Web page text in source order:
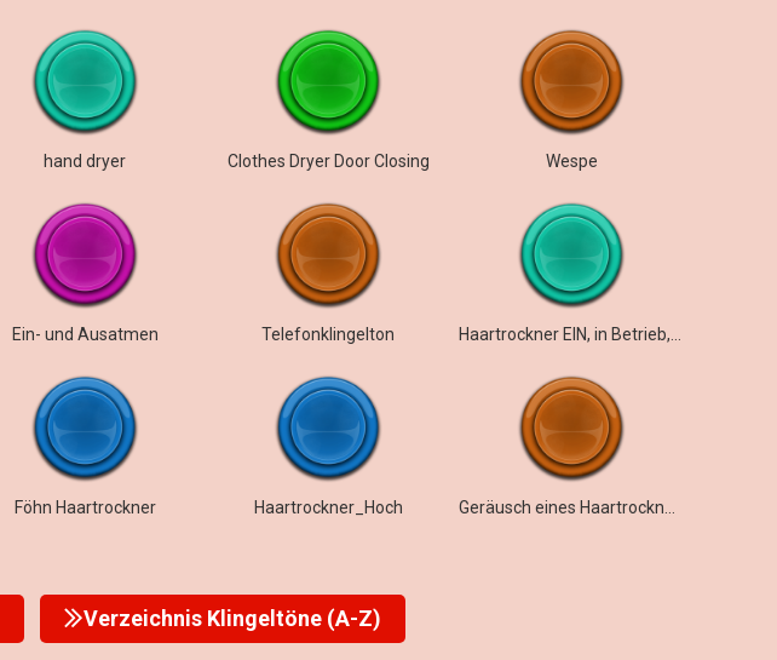
hand dryer Clothes Dryer Door Closing Wespe
Ein- und Ausatmen Telefonklingelton
Föhn Haartrockner Haartrockner_Hoch
Verzeichnis Klingeltöne (A-Z)